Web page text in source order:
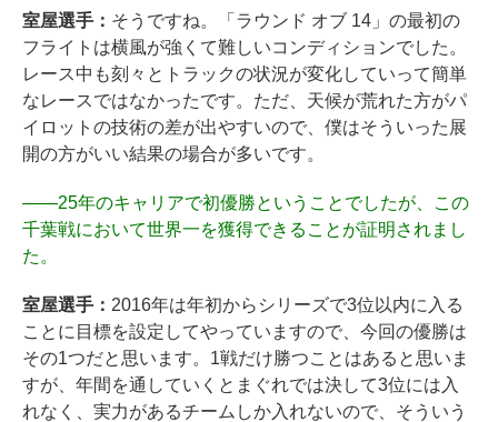
室屋選手： そうですね。「ラウンド オブ 14」の最初の
フライトは横風が強くて難しいコンディションでした。
レース中も刻々とトラックの状況が変化していって簡単
なレースではなかったです。ただ、天候が荒れた方がパ
イロットの技術の差が出やすいので、僕はそういった展
開の方がいい結果の場合が多いです。
――25年のキャリアで初優勝ということでしたが、この
千葉戦において世界一を獲得できることが証明されまし
た。
室屋選手： 2016年は年初からシリーズで3位以内に入る
ことに目標を設定してやっていますので、今回の優勝は
その1つだと思います。1戦だけ勝つことはあると思いま
すが、年間を通していくとまぐれでは決して3位には入
れなく、実力があるチームしか入れないので、そういう